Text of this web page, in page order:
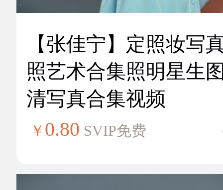
【张佳宁】定照妆写
照艺术合集照明星生
清写真合集视频
￥ 0.80 SVIP免费